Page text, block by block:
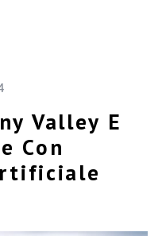
Valley E
Con